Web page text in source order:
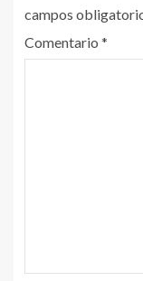
campos
Comentario *